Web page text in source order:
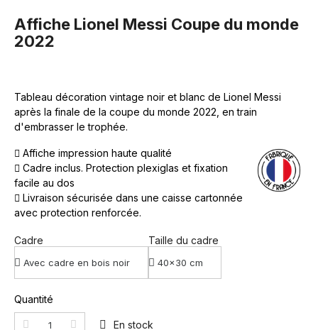
Affiche Lionel Messi Coupe du monde
2022
Tableau décoration vintage noir et blanc de Lionel Messi
après la finale de la coupe du monde 2022, en train
d'embrasser le trophée.
Affiche impression haute qualité
Cadre inclus. Protection plexiglas et fixation
facile au dos
Livraison sécurisée dans une caisse cartonnée
avec protection renforcée.
Cadre Taille du cadre
Quantité
En stock